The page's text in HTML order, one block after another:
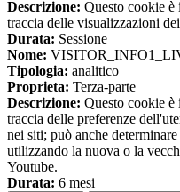
Descrizione: Questo cookie è
traccia delle visualizzazioni
Durata: Sessione
Nome:
Tipologia: analitico
Proprieta: Terza-parte
Descrizione: Questo cookie è
traccia delle preferenze
nei siti; può anche
utilizzando la nuova o la
Youtube.
Durata: 6 mesi